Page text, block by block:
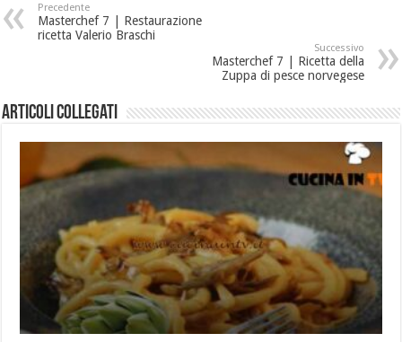
Precedente
Masterchef 7 | Restaurazione
ricetta Valerio Braschi
Successivo
Masterchef 7 | Ricetta della
Zuppa di pesce norvegese
Articoli collegati